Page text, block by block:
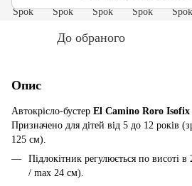
До обраного
Опис
Автокрісло-бустер El Camino Roro Isofix
Призначено для дітей від 5 до 12 років
125 см).
Підлокітник регулюється по висоті
/ max 24 см).